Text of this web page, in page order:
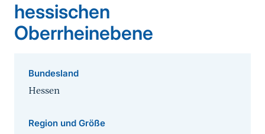
hessischen
Oberrheinebene
Bundesland
Hessen
Region und Größe